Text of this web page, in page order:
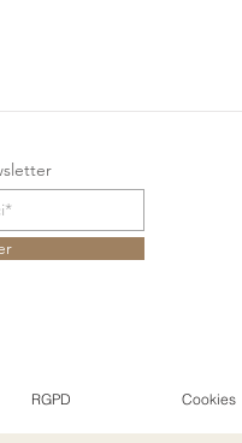
RGPD Cookies